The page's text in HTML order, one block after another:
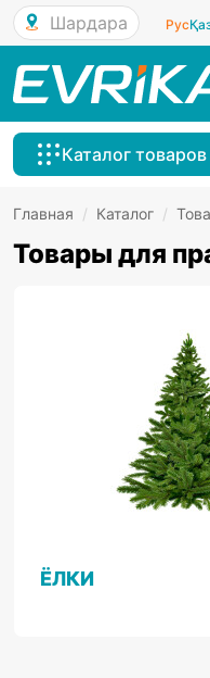
Шардара Рус
Каталог товаров
Главная / Каталог /
Товары для
ЁЛКИ